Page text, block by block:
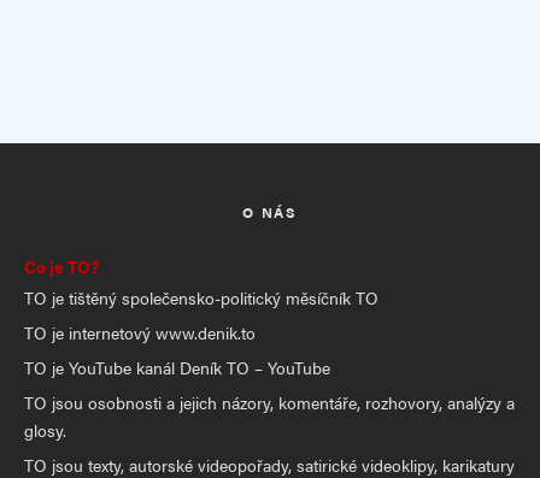
O NÁS
Co je TO?
TO je tištěný společensko-politický měsíčník TO
TO je internetový www.denik.to
TO je YouTube kanál Deník TO – YouTube
TO jsou osobnosti a jejich názory, komentáře, rozhovory, analýzy a
glosy.
TO jsou texty, autorské videopořady, satirické videoklipy, karikatury